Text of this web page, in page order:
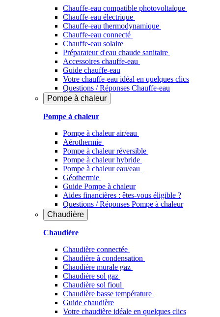
Chauffe-eau compatible photovoltaïque
Chauffe-eau électrique
Chauffe-eau thermodynamique
Chauffe-eau connecté
Chauffe-eau solaire
Préparateur d'eau chaude sanitaire
Accessoires chauffe-eau
Guide chauffe-eau
Votre chauffe-eau idéal en quelques clics
Questions / Réponses Chauffe-eau
Pompe à chaleur
Pompe à chaleur
Pompe à chaleur air/eau
Aérothermie
Pompe à chaleur réversible
Pompe à chaleur hybride
Pompe à chaleur​ eau/eau
Géothermie
Guide Pompe à chaleur
Aides financières : êtes-vous éligible ?
Questions / Réponses Pompe à chaleur
Chaudière
Chaudière
Chaudière connectée
Chaudière à condensation
Chaudière murale gaz
Chaudière sol gaz
Chaudière sol fioul
Chaudière basse température
Guide chaudière
Votre chaudière idéale en quelques clics